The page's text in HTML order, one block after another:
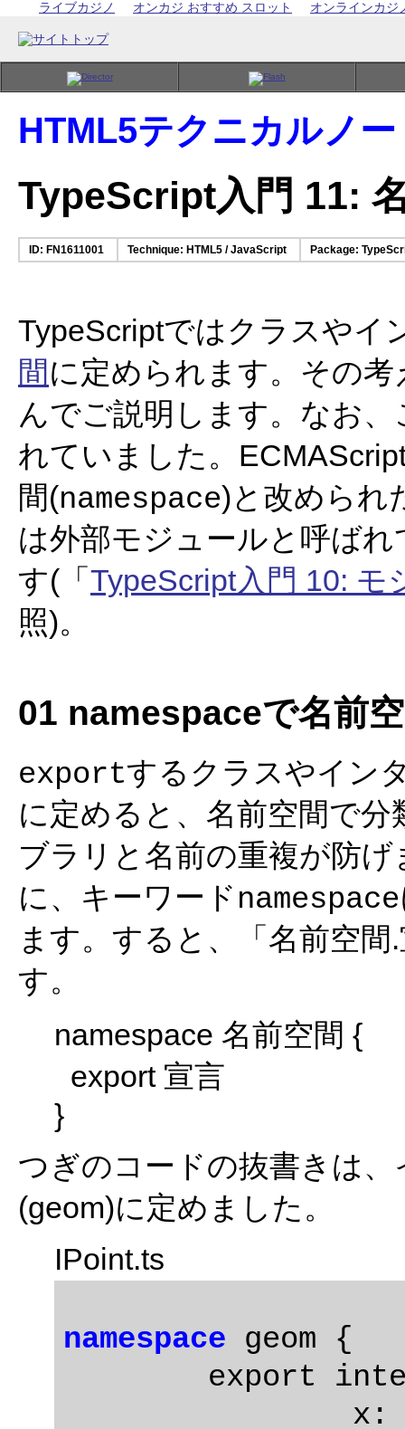
ライブカジノ オンカジ おすすめ スロット オンラインカジ
HTML5テクニカルノー
TypeScript入門 11:
ID: FN1611001 Technique: HTML5 / JavaScript Package:
TypeScriptではクラスやイ
間 に定められます。その
んでご説明します。なお
れていました。
間(namespace)と改められ
は外部モジュールと呼ば
す(「 TypeScript入門 10: モ
照)。
01 namespaceで名前
exportするクラスやイン
に定めると、名前空間で
ブラリと名前の重複が防げ
に、キーワード namespace
ます。すると、「名前空
す。
namespace 名前空間 {
export 宣言
}
つぎのコードの抜書きは
(geom)に定めました。
IPoint.ts
namespace geom {